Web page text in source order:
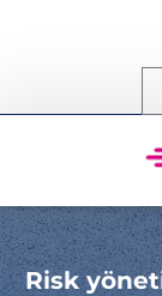
Risk